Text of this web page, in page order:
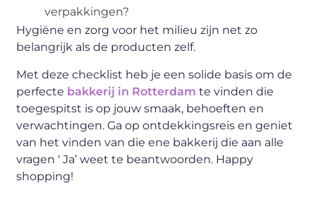
verpakkingen?
Hygiëne en zorg voor het milieu zijn net zo
belangrijk als de producten zelf.
Met deze checklist heb je een solide basis om de
perfecte bakkerij in Rotterdam te vinden die
toegespitst is op jouw smaak, behoeften en
verwachtingen. Ga op ontdekkingsreis en geniet
van het vinden van die ene bakkerij die aan alle
vragen ‘ Ja’ weet te beantwoorden. Happy
shopping!